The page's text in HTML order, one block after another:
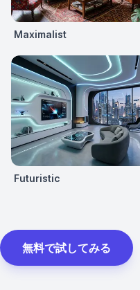
Maximalist
Futuristic
無料で試してみる